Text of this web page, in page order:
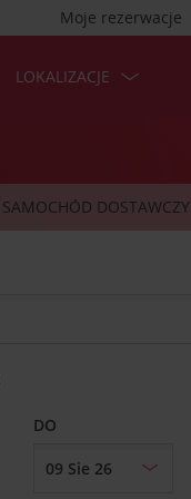
Moje rezerwacje
LOKALIZACJE
SAMOCHÓD DOSTAWCZY
DO